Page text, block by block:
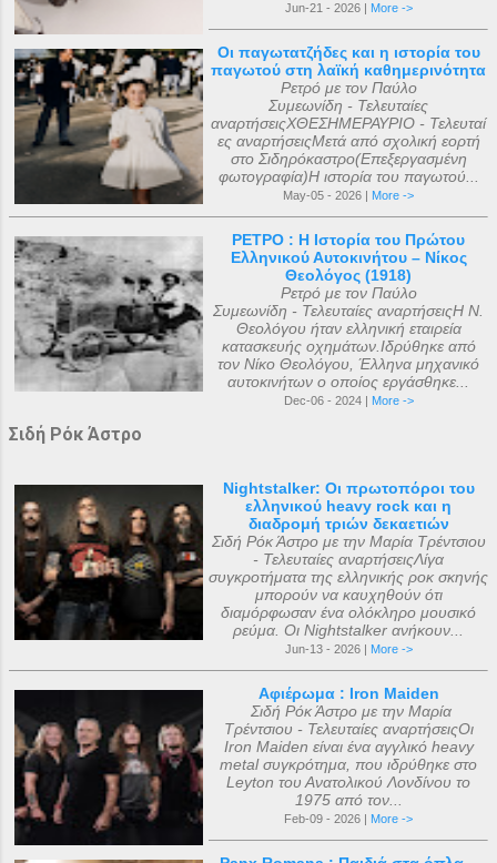
Jun-21 - 2026 | More ->
Οι παγωτατζήδες και η ιστορία του
παγωτού στη λαϊκή καθημερινότητα
Ρετρό με τον Παύλο
Συμεωνίδη - Τελευταίες
αναρτήσειςΧΘΕΣΗΜΕΡΑΥΡΙΟ - Τελευταί
ες αναρτήσειςΜετά από σχολική εορτή
στο Σιδηρόκαστρο(Επεξεργασμένη
φωτογραφία)Η ιστορία του παγωτού...
May-05 - 2026 | More ->
ΡΕΤΡΟ : Η Ιστορία του Πρώτου
Ελληνικού Αυτοκινήτου – Νίκος
Θεολόγος (1918)
Ρετρό με τον Παύλο
Συμεωνίδη - Τελευταίες αναρτήσειςΗ Ν.
Θεολόγου ήταν ελληνική εταιρεία
κατασκευής οχημάτων.Ιδρύθηκε από
τον Νίκο Θεολόγου, Έλληνα μηχανικό
αυτοκινήτων ο οποίος εργάσθηκε...
Dec-06 - 2024 | More ->
Σιδή Ρόκ Άστρο
Nightstalker: Οι πρωτοπόροι του
ελληνικού heavy rock και η
διαδρομή τριών δεκαετιών
Σιδή Ρόκ Άστρο με την Μαρία Τρέντσιου
- Τελευταίες αναρτήσειςΛίγα
συγκροτήματα της ελληνικής ροκ σκηνής
μπορούν να καυχηθούν ότι
διαμόρφωσαν ένα ολόκληρο μουσικό
ρεύμα. Οι Nightstalker ανήκουν...
Jun-13 - 2026 | More ->
Αφιέρωμα : Iron Maiden
Σιδή Ρόκ Άστρο με την Μαρία
Τρέντσιου - Τελευταίες αναρτήσειςΟι
Iron Maiden είναι ένα αγγλικό heavy
metal συγκρότημα, που ιδρύθηκε στο
Leyton του Ανατολικού Λονδίνου το
1975 από τον...
Feb-09 - 2026 | More ->